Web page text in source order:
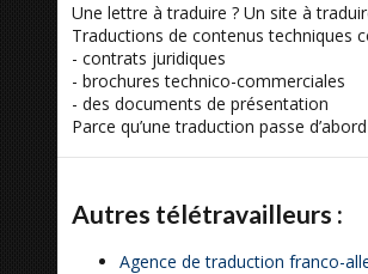
Une lettre à traduire ? Un site à
Traductions de contenus techniques
- contrats juridiques
- brochures technico-commerciales
- des documents de présentation
Parce qu’une traduction passe
Autres télétravailleurs :
Agence de traduction franco-